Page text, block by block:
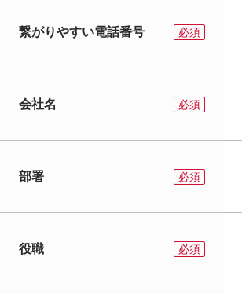
繋がりやすい電話番号
会社名
部署
役職